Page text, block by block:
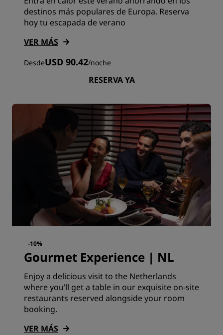
destinos más populares de Europa. Reserva
hoy tu escapada de verano
VER MÁS
DesdeUSD 90.42/noche
RESERVA YA
-10%
Gourmet Experience | NL
Enjoy a delicious visit to the Netherlands
where you’ll get a table in our exquisite on-site
restaurants reserved alongside your room
booking.
VER MÁS